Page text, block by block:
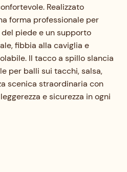
Realizzato
forma professionale per
piede e un supporto
fibbia alla caviglia e
Il tacco a spillo slancia
per balli sui tacchi, salsa,
scenica straordinaria con
e sicurezza in ogni